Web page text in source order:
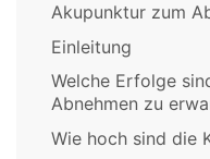
Akupunktur zum
Einleitung
Welche Erfolge
Abnehmen zu
Wie hoch sind die